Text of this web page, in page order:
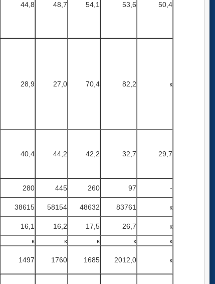
44,8 48,7 54,1 53,6 50,4
28,9 27,0 70,4 82,2 к
40,4 44,2 42,2 32,7 29,7
280 445 260 97
-
38615 58154 48632 83761
к
16,1 16,2 17,5 26,7
к
к к к к
к
1497 1760 1685 2012,0 к